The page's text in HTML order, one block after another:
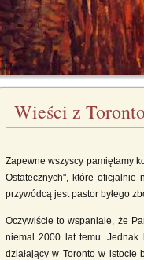
Wieści z
Zapewne wszyscy pamiętamy
Ostatecznych", które oficjalnie
przywódcą jest pastor byłego
Oczywiście to wspaniale, że
niemal 2000 lat temu. Jednak
działający w Toronto w